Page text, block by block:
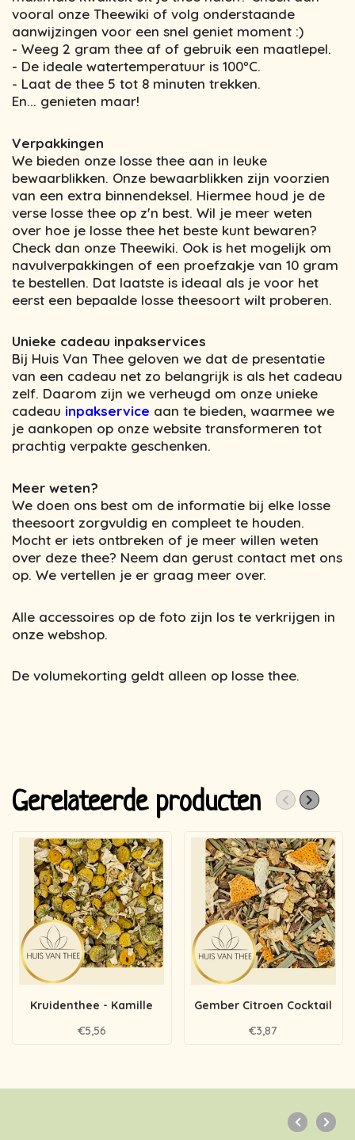
vooral onze Theewiki of volg onderstaande
aanwijzingen voor een snel geniet moment :)
- Weeg 2 gram thee af of gebruik een maatlepel.
- De ideale watertemperatuur is 100ºC.
- Laat de thee 5 tot 8 minuten trekken.
En... genieten maar!
Verpakkingen
We bieden onze losse thee aan in leuke
bewaarblikken. Onze bewaarblikken zijn voorzien
van een extra binnendeksel. Hiermee houd je de
verse losse thee op z'n best. Wil je meer weten
over hoe je losse thee het beste kunt bewaren?
Check dan onze Theewiki. Ook is het mogelijk om
navulverpakkingen of een proefzakje van 10 gram
te bestellen. Dat laatste is ideaal als je voor het
eerst een bepaalde losse theesoort wilt proberen.
Unieke cadeau inpakservices
Bij Huis Van Thee geloven we dat de presentatie
van een cadeau net zo belangrijk is als het cadeau
zelf. Daarom zijn we verheugd om onze unieke
cadeau inpakservice aan te bieden, waarmee we
je aankopen op onze website transformeren tot
prachtig verpakte geschenken.
Meer weten?
We doen ons best om de informatie bij elke losse
theesoort zorgvuldig en compleet te houden.
Mocht er iets ontbreken of je meer willen weten
over deze thee? Neem dan gerust contact met ons
op. We vertellen je er graag meer over.
Alle accessoires op de foto zijn los te verkrijgen in
onze webshop.
De volumekorting geldt alleen op losse thee.
Gerelateerde producten
Kruidenthee - Kamille
€5,56
Gember Citroen Cocktail
€3,87